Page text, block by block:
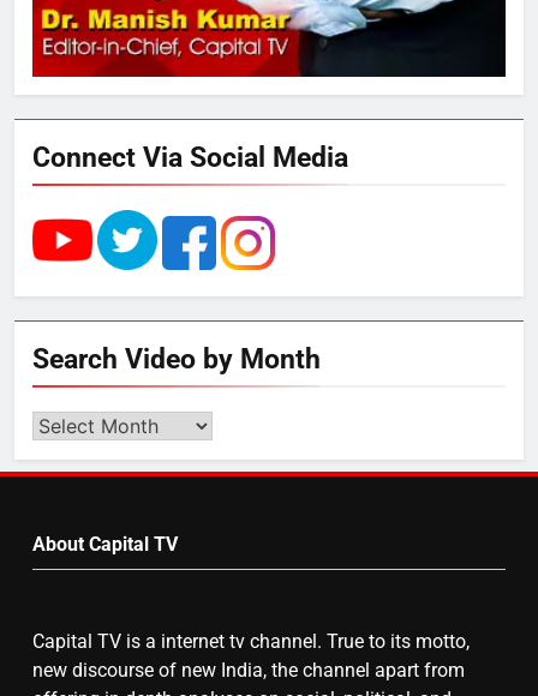
3
UP में ग्रामीण बिजली आपूर्ति से कृषि,
डेयरी, कुटीर उद्योग और स्वरोजगार को
मिला बढ़ावा
राम की नगरी अयोध्या में आने वाले भक्तों
का स्वागत करेगा लक्ष्मण द्वार
उत्तर प्रदेश में गांवों में बढ़ेंगी सुविधाएं: 67%
बढ़ा पंचायतों का बजट
7
Connect Via Social Media
Search Video by Month
Search
by
About Capital TV
Capital TV is a internet tv channel. True to its motto,
new discourse of new India, the channel apart from